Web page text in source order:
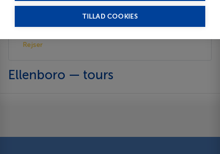
TILLAD COOKIES
Beskrivelse
Rejser
Ellenboro — tours